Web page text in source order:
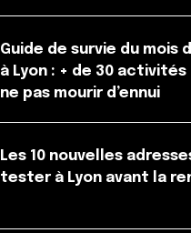
Guide de survie du mois
à Lyon : + de 30 activités
ne pas mourir d’ennui
Les 10 nouvelles
tester à Lyon avant la